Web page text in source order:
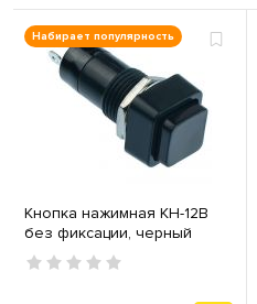
Набирает популярность
Кнопка нажимная КН-12В
без фиксации, черный